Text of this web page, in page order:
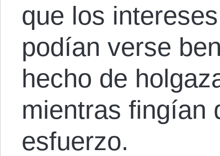
que los
podían verse
hecho de
mientras fingían
esfuerzo.